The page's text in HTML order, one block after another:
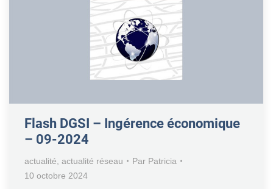
Flash DGSI – Ingérence économique
– 09-2024
actualité actualité réseau Par Patricia
10 octobre 2024